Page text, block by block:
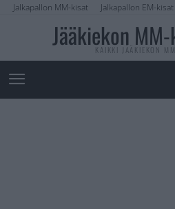
Jalkapallon MM-kisat Jalkapallon EM-kisat
Jääkiekon
KAIKKI JÄÄKIEKON